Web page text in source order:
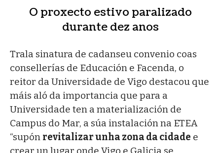
O proxecto estivo paralizado
durante dez anos
Trala sinatura de cadanseu convenio coas
consellerías de Educación e Facenda, o
reitor da Universidade de Vigo destacou que
máis aló da importancia que para a
Universidade ten a materialización de
Campus do Mar, a súa instalación na ETEA
“supón revitalizar unha zona da cidade e